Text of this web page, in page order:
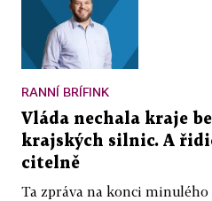
RANNÍ BRÍFINK
Vláda nechala kraje
krajských silnic. A
citelně
Ta zpráva na konci minulého